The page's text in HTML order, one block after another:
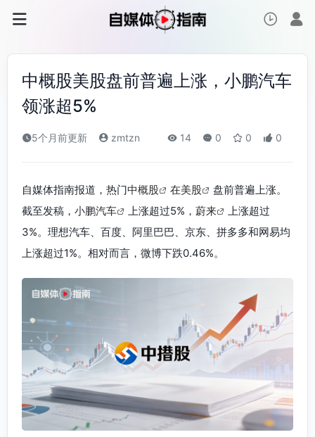
中概股美股盘前普遍上涨，小鹏汽车
领涨超5%
5个月前更新 zmtzn 14 0 0 0
自媒体指南报道，热门中概股 在美股
盘前普遍上涨。
截至发稿， 小鹏汽车 上涨超过5%， 蔚来
上涨超过
3%。理想汽车、百度、阿里巴巴、京东、拼多多和网易均
上涨超过1%。相对而言，微博下跌0.46%。